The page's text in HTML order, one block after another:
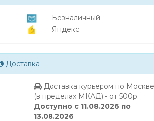
Безналичный
Яндекс
Доставка
Доставка курьером по Москве
(в пределах МКАД) - от 500р.
Доступно с 11.08.2026 по
13.08.2026